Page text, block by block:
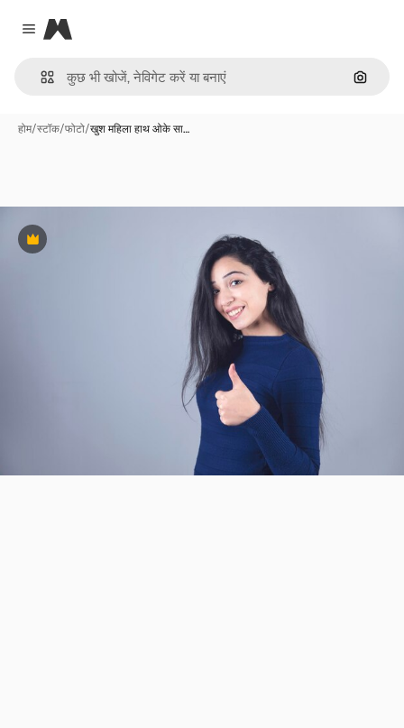
Close menu
Magnific
इमेज से
होम/स्टॉक/फोटो/खुश महिला हाथ ओके सा…
Premium